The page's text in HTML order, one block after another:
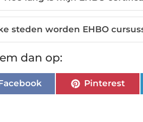
steden worden EHBO
dan op:
Pinterest